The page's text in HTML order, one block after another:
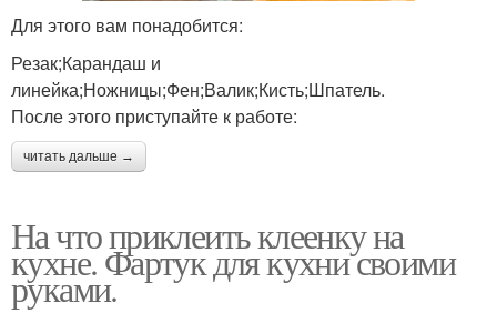
Для этого вам понадобится:
Резак;Карандаш и
линейка;Ножницы;Фен;Валик;Кисть;Шпатель.
После этого приступайте к работе:
читать дальше →
На что приклеить клеенку на
кухне. Фартук для кухни своими
руками.